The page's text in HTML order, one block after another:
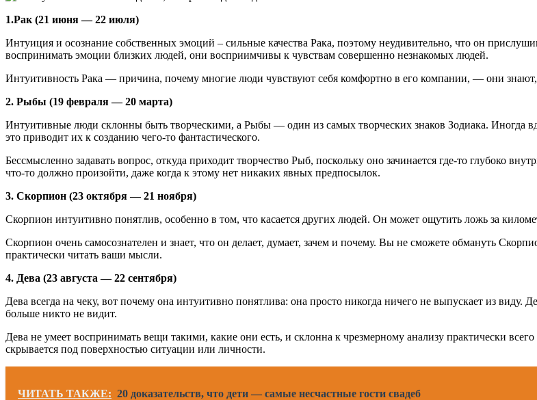
1.Рак (21 июня — 22 июля)
Интуиция и осознание собственных эмоций – сильные качества Рака, поэтому неудивительно, что он
воспринимать эмоции близких людей, они восприимчивы к чувствам совершенно незнакомых людей.
Интуитивность Рака — причина, почему многие люди чувствуют себя комфортно в его компании, — они знают,
2. Рыбы (19 февраля — 20 марта)
Интуитивные люди склонны быть творческими, а Рыбы — один из самых творческих знаков Зодиака. Иногда
это приводит их к созданию чего-то фантастического.
Бессмысленно задавать вопрос, откуда приходит творчество Рыб, поскольку оно зачинается где-то глубоко
что-то должно произойти, даже когда к этому нет никаких явных предпосылок.
3. Скорпион (23 октября — 21 ноября)
Скорпион интуитивно понятлив, особенно в том, что касается других людей. Он может ощутить ложь за
Скорпион очень самосознателен и знает, что он делает, думает, зачем и почему. Вы не сможете обмануть
практически читать ваши мысли.
4. Дева (23 августа — 22 сентября)
Дева всегда на чеку, вот почему она интуитивно понятлива: она просто никогда ничего не выпускает из виду.
больше никто не видит.
Дева не умеет воспринимать вещи такими, какие они есть, и склонна к чрезмерному анализу практически
скрывается под поверхностью ситуации или личности.
ЧИТАТЬ ТАКЖЕ: 20 доказательств, что дети — самые несчастные гости свадеб